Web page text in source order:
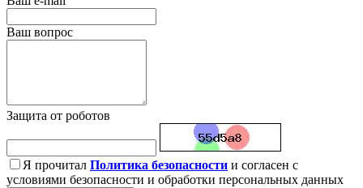
Ваш вопрос
Защита от роботов
Я прочитал Политика безопасности и согласен с
условиями безопасности и обработки персональных данных